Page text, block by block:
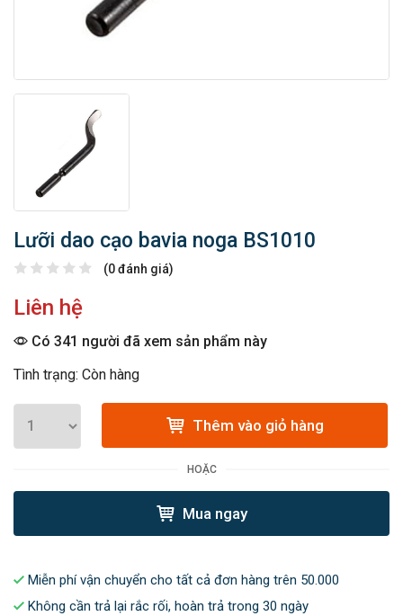
Lưỡi dao cạo bavia noga BS1010
(0 đánh giá)
Liên hệ
Có 341 người đã xem sản phẩm này
Tình trạng: Còn hàng
Thêm vào giỏ hàng
HOẶC
Mua ngay
Miễn phí vận chuyển cho tất cả đơn hàng trên 50.000
Không cần trả lại rắc rối, hoàn trả trong 30 ngày